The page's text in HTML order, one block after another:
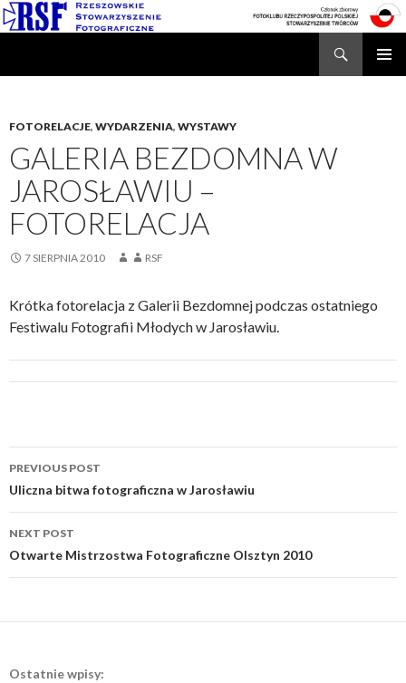
FOTORELACJE, WYDARZENIA, WYSTAWY
GALERIA BEZDOMNA W
JAROSŁAWIU –
FOTORELACJA
7 SIERPNIA 2010 RSF
Krótka fotorelacja z Galerii Bezdomnej podczas ostatniego
Festiwalu Fotografii Młodych w Jarosławiu.
Post
navigation
PREVIOUS POST
Uliczna bitwa fotograficzna w Jarosławiu
NEXT POST
Otwarte Mistrzostwa Fotograficzne Olsztyn 2010
Ostatnie wpisy: